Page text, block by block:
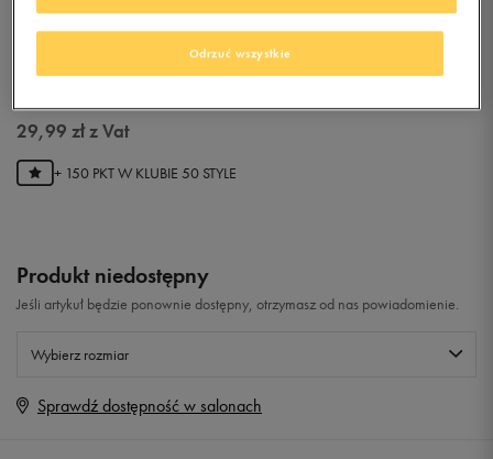
UMBRO T-SHIRT
29,99 złz Vat
+ 150 PKT W KLUBIE 50 STYLE
Produkt niedostępny
Jeśli artykuł będzie ponownie dostępny, otrzymasz od nas powiadomienie.
Wybierz rozmiar
Rozmiary EU
Sprawdź dostępność w salonach
Odrzuć wszystkie